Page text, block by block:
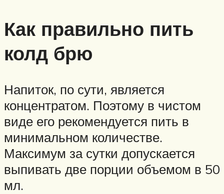
Как правильно пить
колд брю
Напиток, по сути, является
концентратом. Поэтому в чистом
виде его рекомендуется пить в
минимальном количестве.
Максимум за сутки допускается
выпивать две порции объемом в 50
мл.